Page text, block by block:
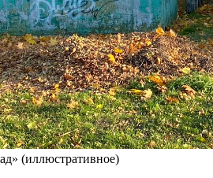
(иллюстративное)